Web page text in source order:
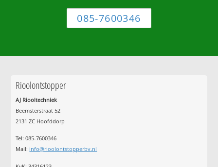
085-7600346
Rioolontstopper
AJ Riooltechniek
Beemsterstraat 52
2131 ZC Hoofddorp
Tel:085-7600346
Mail: info@rioolontstopperbv.nl